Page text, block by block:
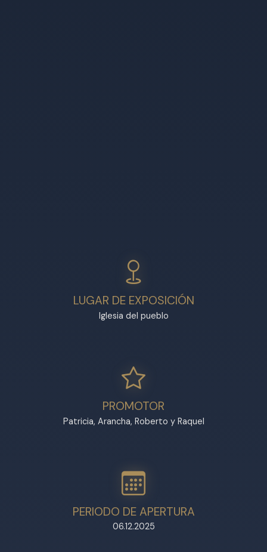
LUGAR DE EXPOSICIÓN
Iglesia del pueblo
PROMOTOR
Patricia, Arancha, Roberto y Raquel
PERIODO DE APERTURA
06.12.2025